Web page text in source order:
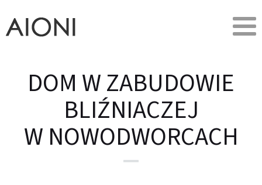
DOM W ZABUDOWIE
BLIŹNIACZEJ
W NOWODWORCACH